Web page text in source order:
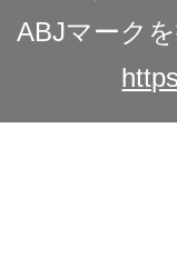
ABJマーク